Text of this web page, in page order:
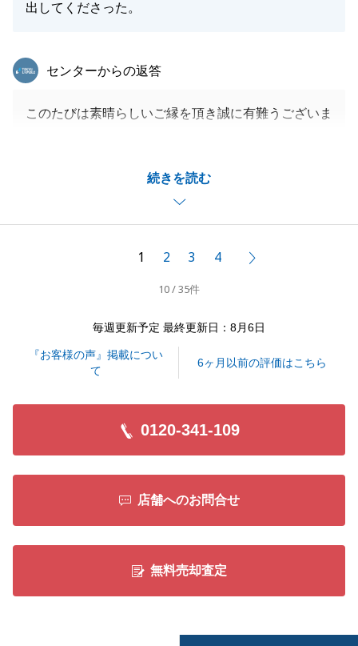
出してくださった。
続きを読む
東急リバブル
センターからの返答
このたびは素晴らしいご縁を頂き誠に有難うございま
よろしくお願い致します。
1 2 3 4
10 / 35件
毎週更新予定 最終更新日：8月6日
『お客様の声』掲載につい
て
6ヶ月以前の評価はこちら
0120-341-109
店舗へのお問合せ
無料売却査定